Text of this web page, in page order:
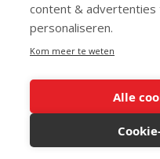
content &
personaliseren.
Kom meer te weten
Alle
Voorwaarden
Meedoen
© 2026 Maurice.nl - Alle
copyright. Voor meer info,